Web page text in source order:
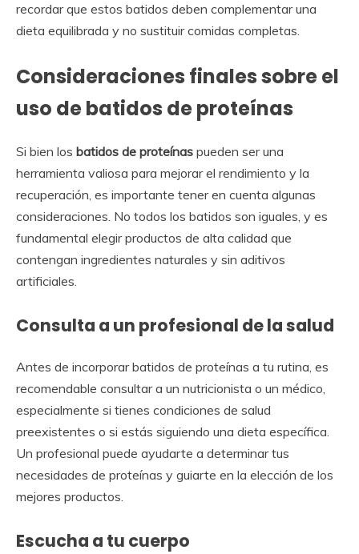
recordar que estos batidos deben complementar una
dieta equilibrada y no sustituir comidas completas.
Consideraciones finales sobre el
uso de batidos de proteínas
Si bien los batidos de proteínas pueden ser una
herramienta valiosa para mejorar el rendimiento y la
recuperación, es importante tener en cuenta algunas
consideraciones. No todos los batidos son iguales, y es
fundamental elegir productos de alta calidad que
contengan ingredientes naturales y sin aditivos
artificiales.
Consulta a un profesional de la salud
Antes de incorporar batidos de proteínas a tu rutina, es
recomendable consultar a un nutricionista o un médico,
especialmente si tienes condiciones de salud
preexistentes o si estás siguiendo una dieta específica.
Un profesional puede ayudarte a determinar tus
necesidades de proteínas y guiarte en la elección de los
mejores productos.
Escucha a tu cuerpo